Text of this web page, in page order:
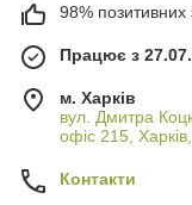
98% позитивних
Працює з
м. Харків
вул. Дмитра
офіс 215,
Контакти